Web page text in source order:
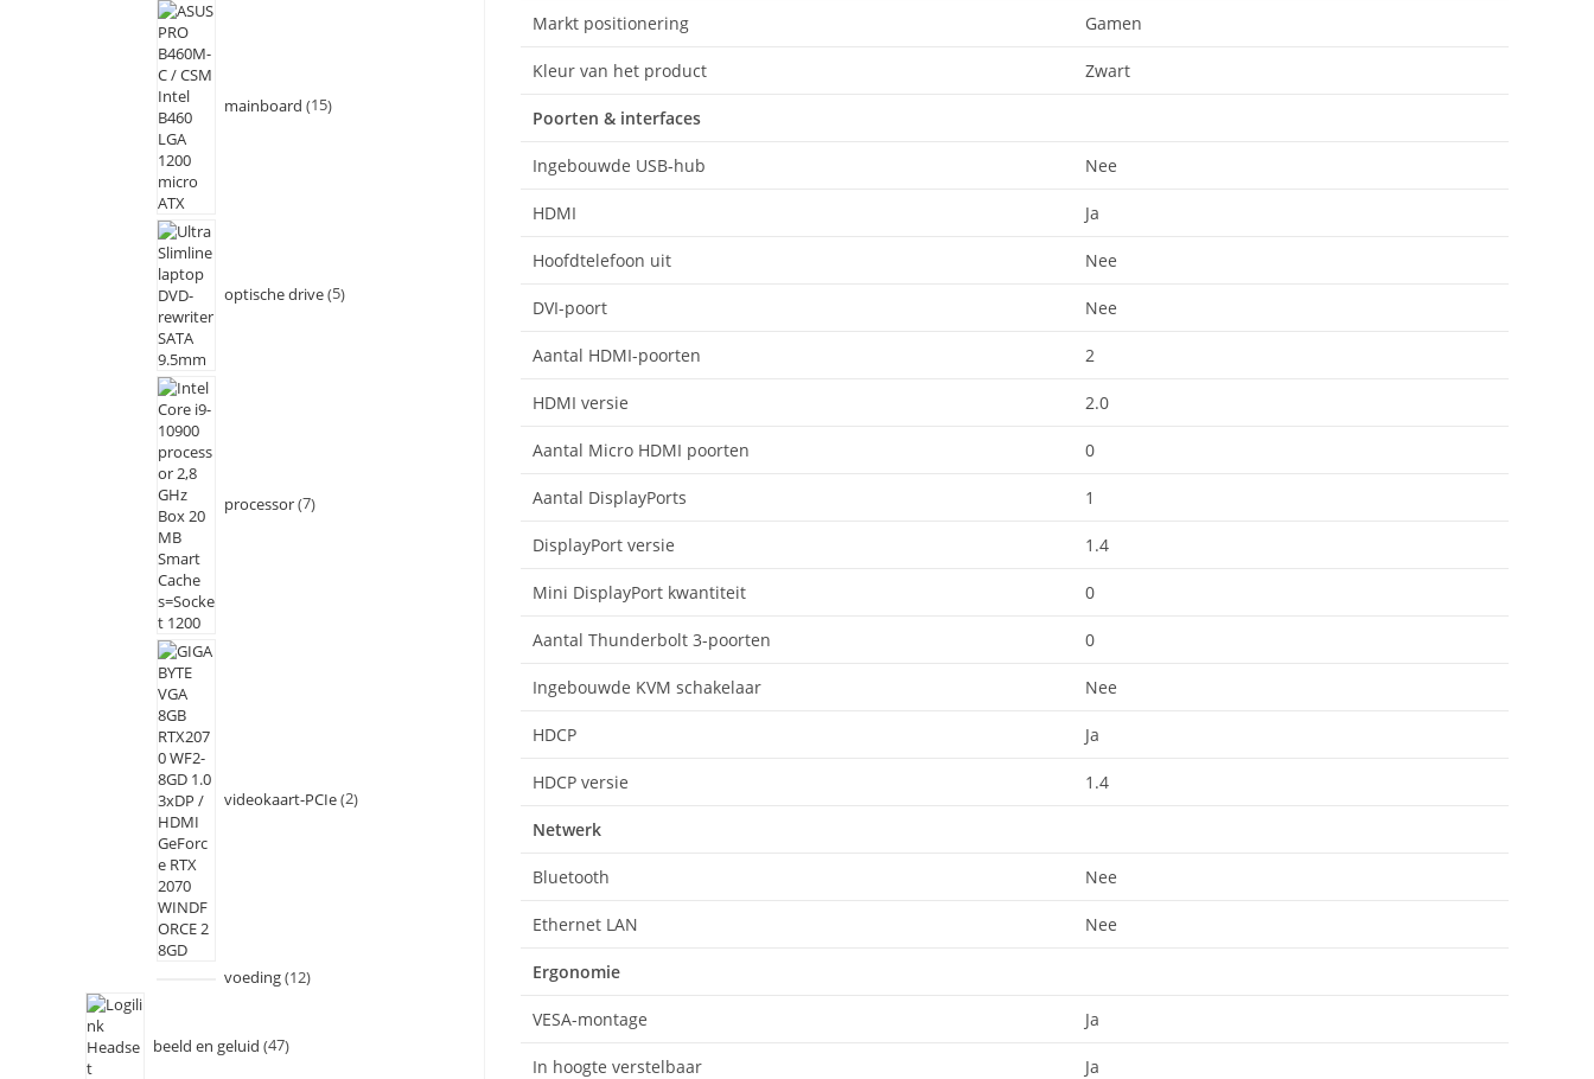
Markt positionering Gamen
Kleur van het product Zwart
Poorten & interfaces
Ingebouwde USB-hub Nee
HDMI Ja
Hoofdtelefoon uit Nee
DVI-poort Nee
Aantal HDMI-poorten 2
HDMI versie 2.0
Aantal Micro HDMI poorten 0
Aantal DisplayPorts 1
DisplayPort versie 1.4
Mini DisplayPort kwantiteit 0
Aantal Thunderbolt 3-poorten 0
Ingebouwde KVM schakelaar Nee
HDCP Ja
HDCP versie 1.4
Netwerk
Bluetooth Nee
Ethernet LAN Nee
Ergonomie
VESA-montage Ja
In hoogte verstelbaar Ja
mainboard 15
optische drive 5
processor 7
videokaart-PCIe 2
voeding 12
beeld en geluid 47